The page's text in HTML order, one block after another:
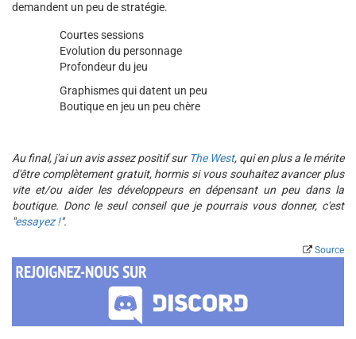
demandent un peu de stratégie.
Courtes sessions
Evolution du personnage
Profondeur du jeu
Graphismes qui datent un peu
Boutique en jeu un peu chère
Au final, j'ai un avis assez positif surThe West, qui en plus a le mérite
d'être complètement gratuit, hormis si vous souhaitez avancer plus
vite et/ou aider les développeurs en dépensant un peu dans la
boutique. Donc le seul conseil que je pourrais vous donner, c'est
"essayez !".
Source